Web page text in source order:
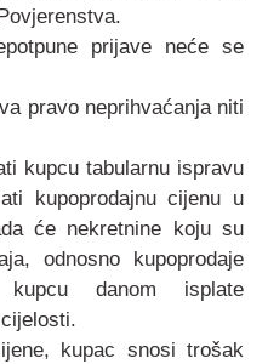
prijave neće se
pravo neprihvaćanja niti
kupcu tabularnu ispravu
kupoprodajnu cijenu u
će nekretnine koju su
odnosno kupoprodaje
danom isplate
kupac snosi trošak